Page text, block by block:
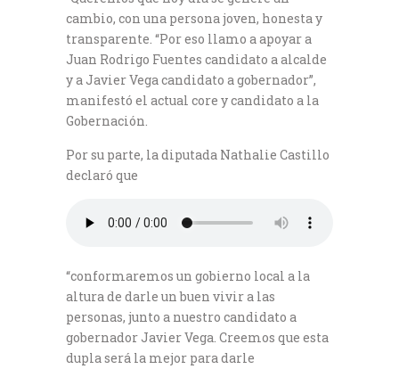
cambio, con una persona joven, honesta y
transparente. “Por eso llamo a apoyar a
Juan Rodrigo Fuentes candidato a alcalde
y a Javier Vega candidato a gobernador”,
manifestó el actual core y candidato a la
Gobernación.
Por su parte, la diputada Nathalie Castillo
declaró que
“conformaremos un gobierno local a la
altura de darle un buen vivir a las
personas, junto a nuestro candidato a
gobernador Javier Vega. Creemos que esta
dupla será la mejor para darle